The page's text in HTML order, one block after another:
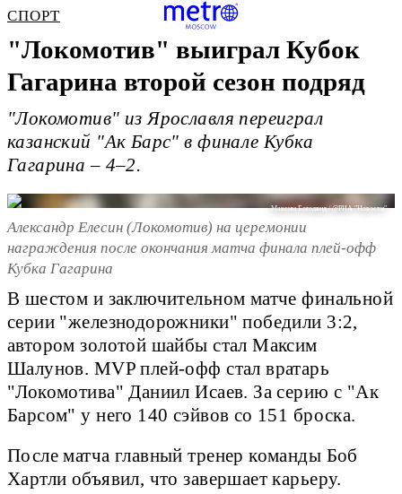
СПОРТ
"Локомотив" выиграл Кубок
Гагарина второй сезон подряд
"Локомотив" из Ярославля переиграл
казанский "Ак Барс" в финале Кубка
Гагарина – 4–2.
Максим Богодвид / @РИА "Новости"
Александр Елесин (Локомотив) на церемонии
награждения после окончания матча финала плей-офф
Кубка Гагарина
В шестом и заключительном матче финальной
серии "железнодорожники" победили 3:2,
автором золотой шайбы стал Максим
Шалунов. MVP плей-офф стал вратарь
"Локомотива" Даниил Исаев. За серию с "Ак
Барсом" у него 140 сэйвов со 151 броска.
После матча главный тренер команды Боб
Хартли объявил, что завершает карьеру.